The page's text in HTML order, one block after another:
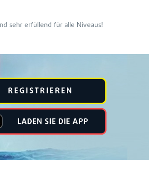
sehr erfüllend für alle Niveaus!